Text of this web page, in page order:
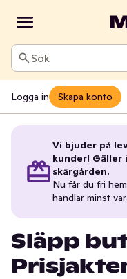
Sök
Logga in Skapa konto
Vi bjuder på
kunder!
skärgården.
Nu får du fri
handlar minst
Släpp